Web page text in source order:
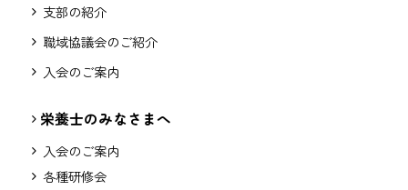
支部の紹介
職域協議会のご紹介
入会のご案内
栄養士のみなさまへ
入会のご案内
各種研修会